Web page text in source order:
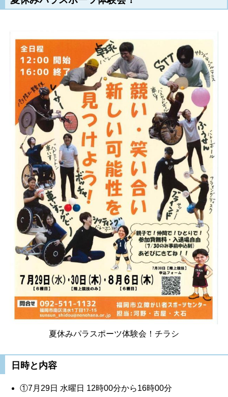
夏休みパラスポーツ体験会！チラシ
日時と内容
①7月29日 水曜日 12時00分から16時00分